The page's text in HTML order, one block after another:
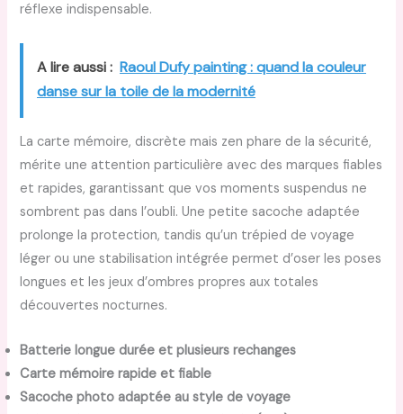
réflexe indispensable.
A lire aussi : Raoul Dufy painting : quand la couleur
danse sur la toile de la modernité
La carte mémoire, discrète mais zen phare de la sécurité,
mérite une attention particulière avec des marques fiables
et rapides, garantissant que vos moments suspendus ne
sombrent pas dans l’oubli. Une petite sacoche adaptée
prolonge la protection, tandis qu’un trépied de voyage
léger ou une stabilisation intégrée permet d’oser les poses
longues et les jeux d’ombres propres aux totales
découvertes nocturnes.
Batterie longue durée et plusieurs rechanges
Carte mémoire rapide et fiable
Sacoche photo adaptée au style de voyage